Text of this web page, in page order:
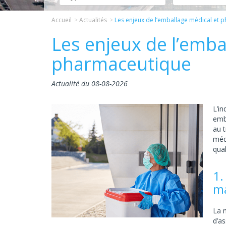
Accueil Actualités Les enjeux de l’emballage médical et
Les enjeux de
pharmaceutique
Actualité du 08-08-2026
au
La